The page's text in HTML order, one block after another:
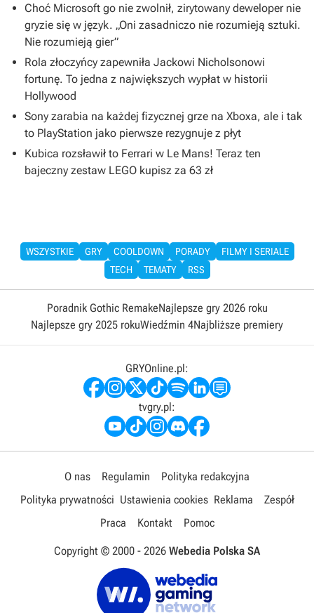
Choć Microsoft go nie zwolnił, zirytowany deweloper nie
gryzie się w język. „Oni zasadniczo nie rozumieją sztuki.
Nie rozumieją gier”
Rola złoczyńcy zapewniła Jackowi Nicholsonowi
fortunę. To jedna z największych wypłat w historii
Hollywood
Sony zarabia na każdej fizycznej grze na Xboxa, ale i tak
to PlayStation jako pierwsze rezygnuje z płyt
Kubica rozsławił to Ferrari w Le Mans! Teraz ten
bajeczny zestaw LEGO kupisz za 63 zł
WSZYSTKIE GRY COOLDOWN PORADY
FILMY I SERIALE
TECH
TEMATY RSS
Poradnik Gothic RemakeNajlepsze gry 2026 roku
Najlepsze gry 2025 rokuWiedźmin 4Najbliższe premiery
GRYOnline.pl:
tvgry.pl:
O nas Regulamin
Polityka redakcyjna
Polityka prywatności Ustawienia cookies Reklama
Zespół
Praca
Kontakt Pomoc
Copyright © 2000 - 2026 Webedia Polska SA